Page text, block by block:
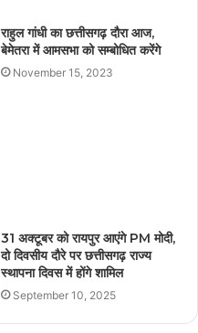
राहुल गांधी का छत्तीसगढ़ दौरा आज,
बेमेतरा में आमसभा को सम्बोधित करेंगे
November 15, 2023
31 अक्टूबर को रायपुर आएंगे PM मोदी,
दो दिवसीय दौरे पर छत्तीसगढ़ राज्य
स्थापना दिवस में होंगे शामिल
September 10, 2025